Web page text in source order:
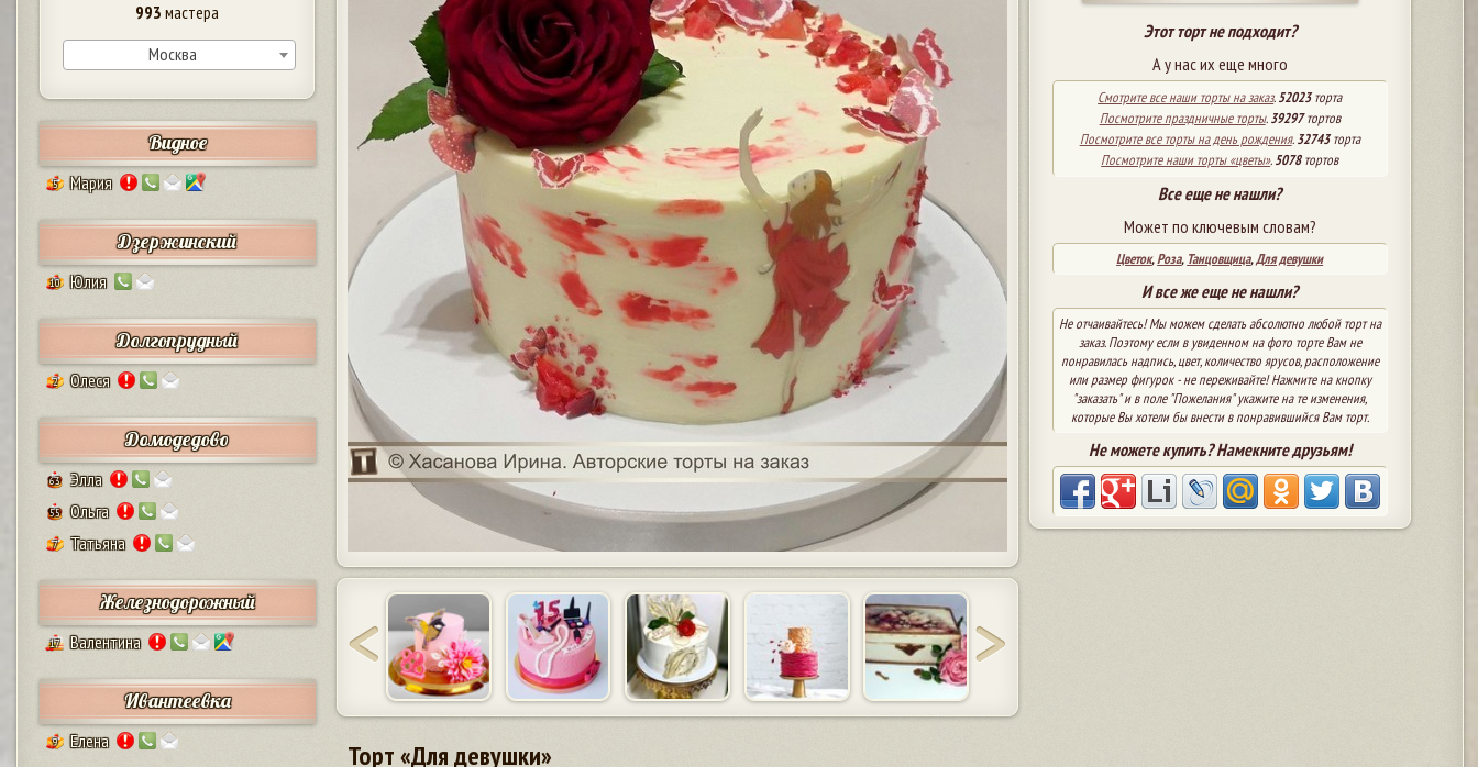
993 мастера
Москва
Видное
5 Мария
Дзержинский
10 Юлия
Долгопрудный
2 Олеся
Домодедово
63 Элла
55 Ольга
7 Татьяна
Железнодорожный
17 Валентина
Ивантеевка
9 Елена
Этот торт не подходит?
А у нас их еще много
Смотрите все наши торты на заказ.52023торта
Посмотрите праздничные торты.39297тортов
Посмотрите все торты на день рождения.32743торта
Посмотрите наши торты «цветы».5078тортов
Все еще не нашли?
Может по ключевым словам?
Цветок,Роза, Танцовщица,Для девушки
И все же еще не нашли?
Не отчаивайтесь! Мы можем сделать абсолютно любой торт на
заказ. Поэтому если в увиденном на фото торте Вам не
понравилась надпись, цвет, количество ярусов, расположение
или размер фигурок - не переживайте! Нажмите на кнопку
"заказать" и в поле "Пожелания" укажите на те изменения,
которые Вы хотели бы внести в понравившийся Вам торт.
Не можете купить? Намекните друзьям!
Торт «Для девушки»